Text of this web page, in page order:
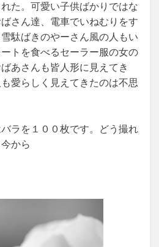
た。可愛い子供ばかりではな
さん達、電車でいねむりをす
駄ばきのやーさん風の人もい
トを食べるセーラー服の女の
あさんも皆人形に見えてき
愛らしく見えてきたのは不思
ラを１００枚です。どう撮れ
から